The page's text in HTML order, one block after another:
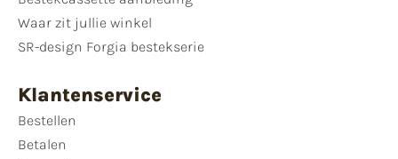
Waar zit jullie winkel
SR-design Forgia bestekserie
Klantenservice
Bestellen
Betalen